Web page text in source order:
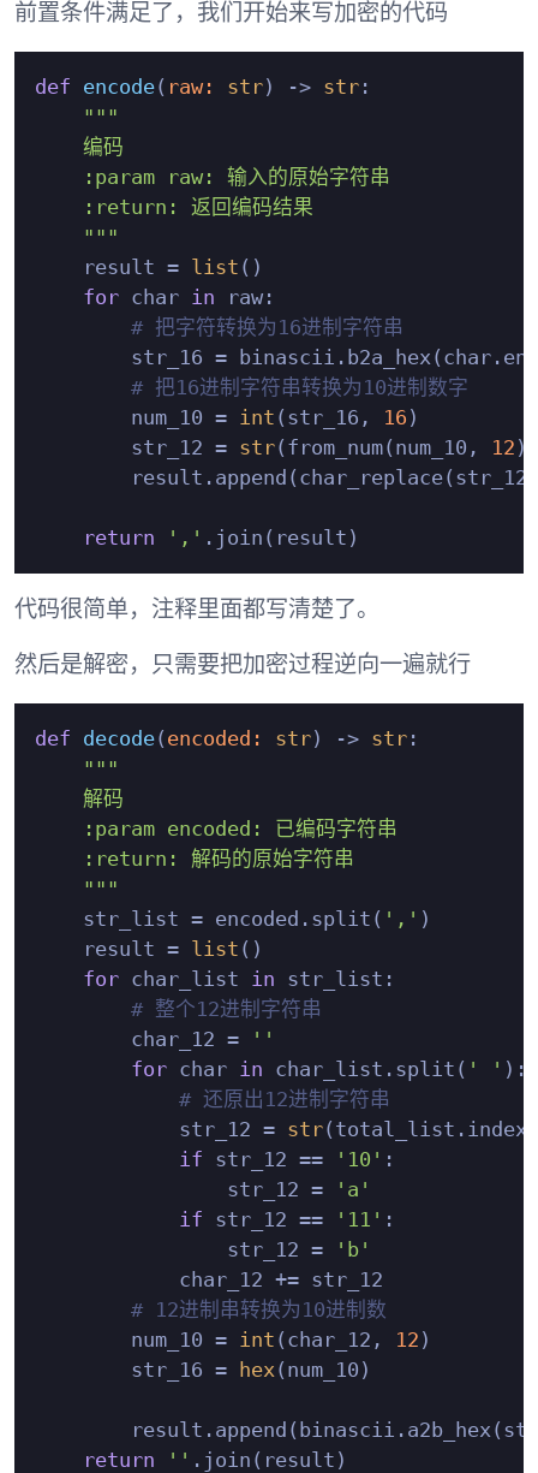
前置条件满足了，我们开始来写加密的代码
def encode( raw: str) -> str:
"""
    编码
    :param raw: 输入的原始字符串
    :return: 返回编码结果
    """
    result =
list ()
for char in raw:
# 把字符转换为16进制字符串
str_16 =
# 把16进制字符串转换为10进制数字
        num_10 =
int (str_16, 16 )
        str_12 =
str(from_num(num_10, 12 ))
return ','
代码很简单，注释里面都写清楚了。
然后是解密，只需要把加密过程逆向一遍就行
def decode( encoded: str) -> str:
"""
    解码
    :param encoded: 已编码字符串
    :return: 解码的原始字符串
    """
    str_list = encoded.split(
',' )
    result =
list ()
for char_list in str_list:
# 整个12进制字符串
        char_12 =
''
for char in char_list.split( ' ' ):
# 还原出12进制字符串
            str_12 =
str
if str_12 == '10' :
                str_12 =
'a'
if str_12 == '11' :
                str_12 =
'b'
            char_12 += str_12
# 12进制串转换为10进制数
        num_10 =
int (char_12, 12 )
        str_16 =
hex(num_10)
return
''